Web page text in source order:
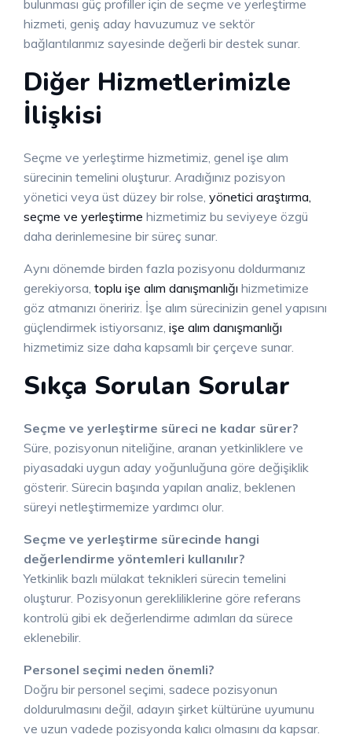
bulunması güç profiller için de seçme ve yerleştirme
hizmeti, geniş aday havuzumuz ve sektör
bağlantılarımız sayesinde değerli bir destek sunar.
Diğer Hizmetlerimizle
İlişkisi
Seçme ve yerleştirme hizmetimiz, genel işe alım
sürecinin temelini oluşturur. Aradığınız pozisyon
yönetici veya üst düzey bir rolse, yönetici araştırma,
seçme ve yerleştirme hizmetimiz bu seviyeye özgü
daha derinlemesine bir süreç sunar.
Aynı dönemde birden fazla pozisyonu doldurmanız
gerekiyorsa, toplu işe alım danışmanlığı hizmetimize
göz atmanızı öneririz. İşe alım sürecinizin genel yapısını
güçlendirmek istiyorsanız, işe alım danışmanlığı
hizmetimiz size daha kapsamlı bir çerçeve sunar.
Sıkça Sorulan Sorular
Seçme ve yerleştirme süreci ne kadar sürer?
Süre, pozisyonun niteliğine, aranan yetkinliklere ve
piyasadaki uygun aday yoğunluğuna göre değişiklik
gösterir. Sürecin başında yapılan analiz, beklenen
süreyi netleştirmemize yardımcı olur.
Seçme ve yerleştirme sürecinde hangi
değerlendirme yöntemleri kullanılır?
Yetkinlik bazlı mülakat teknikleri sürecin temelini
oluşturur. Pozisyonun gerekliliklerine göre referans
kontrolü gibi ek değerlendirme adımları da sürece
eklenebilir.
Personel seçimi neden önemli?
Doğru bir personel seçimi, sadece pozisyonun
doldurulmasını değil, adayın şirket kültürüne uyumunu
ve uzun vadede pozisyonda kalıcı olmasını da kapsar.